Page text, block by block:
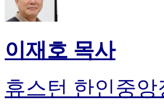
이재호 목사
휴스턴 한인중앙